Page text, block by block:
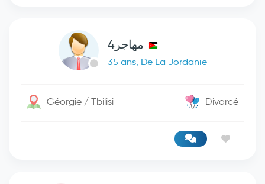
مهاجر4
35 ans, De La Jordanie
Géorgie / Tbilisi Divorcé